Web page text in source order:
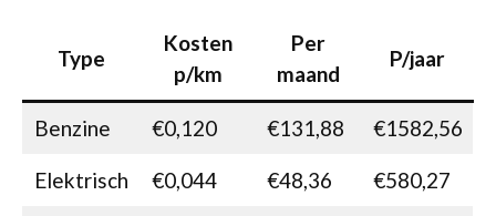
Type
Kosten
p/km
Per
maand
P/jaar
Benzine €0,120 €131,88 €1582,56
Elektrisch €0,044 €48,36 €580,27